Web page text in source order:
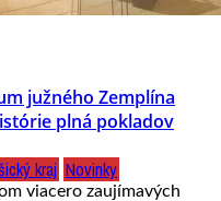
južného Zemplína
plná pokladov
kraj Novinky
viacero zaujímavých